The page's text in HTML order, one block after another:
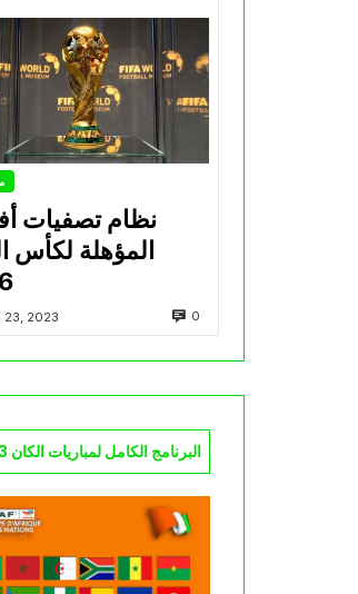
نظام تصفيات
المؤهلة لكأس
23, 2023 0
البرنامج الكامل لمباريات الكان 2023